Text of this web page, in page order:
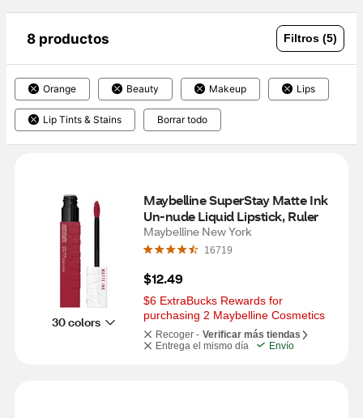
8 productos Filtros (5)
Orange Beauty Makeup Lips
Lip Tints & Stains Borrar todo
30 colors
Maybelline SuperStay Matte Ink
Un-nude Liquid Lipstick, Ruler
Maybelline New York
16719
$12.49
$6 ExtraBucks Rewards for
purchasing 2 Maybelline Cosmetics
Recoger - Verificar más tiendas
Entrega el mismo día
Envío